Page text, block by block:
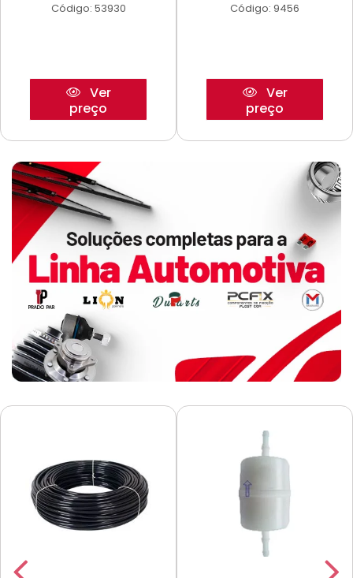
Código: 53930
Ver
preço
Código: 9456
Ver
preço